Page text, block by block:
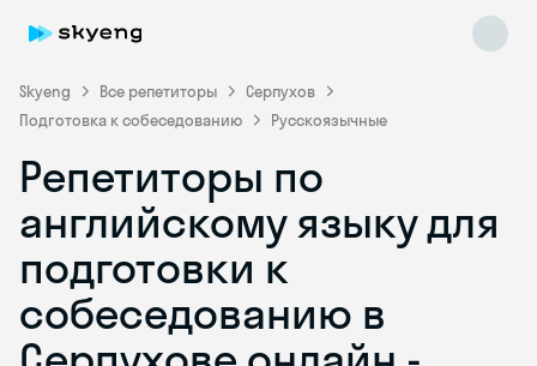
Skyeng Все репетиторы
Серпухов
Подготовка к собеседованию
Русскоязычные
Репетиторы по
английскому языку для
подготовки к
собеседованию в
Skyeng Chat